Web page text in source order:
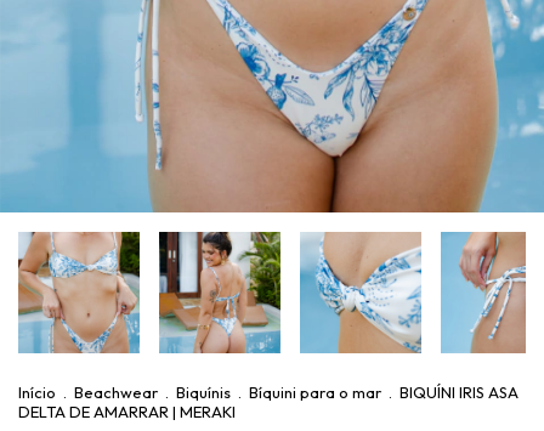
Início Beachwear Biquínis Bíquini para o mar
BIQUÍNI IRIS ASA
DELTA DE AMARRAR | MERAKI